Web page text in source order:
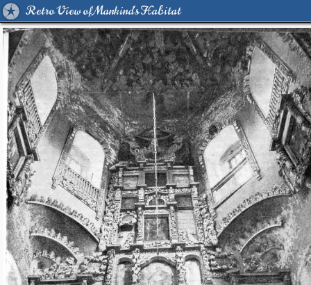
Retro View of Mankind's Habitat